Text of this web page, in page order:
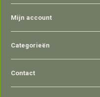
Mijn account
Categorieën
Contact